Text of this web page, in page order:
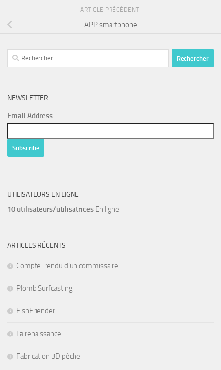
ARTICLE PRÉCÉDENT
APP smartphone
Rechercher :
NEWSLETTER
Email Address
UTILISATEURS EN LIGNE
10 utilisateurs/utilisatrices En ligne
ARTICLES RÉCENTS
Compte-rendu d’un commissaire
Plomb Surfcasting
FishFriender
La renaissance
Fabrication 3D pêche